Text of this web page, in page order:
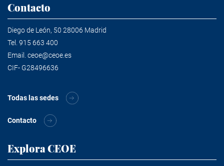
Contacto
Diego de León, 50 28006 Madrid
Tel. 915 663 400
Email. ceoe@ceoe.es
CIF- G28496636
Todas las sedes
Contacto
Explora CEOE